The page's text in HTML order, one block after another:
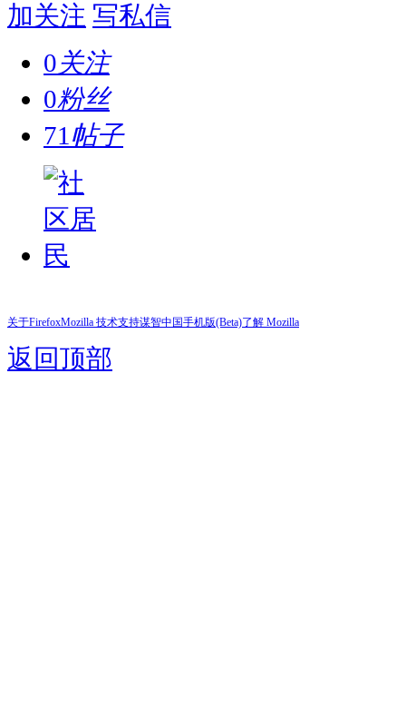
加关注 写私信
0关注
0粉丝
71 帖子
关于FirefoxMozilla 技术支持谋智中国手机版(Beta)了解 Mozilla
返回顶部